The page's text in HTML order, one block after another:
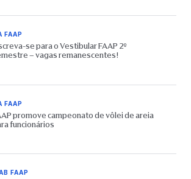
FAAP
se para o Vestibular FAAP 2º
– vagas remanescentes!
FAAP
promove campeonato de vôlei de areia
funcionários
FAAP